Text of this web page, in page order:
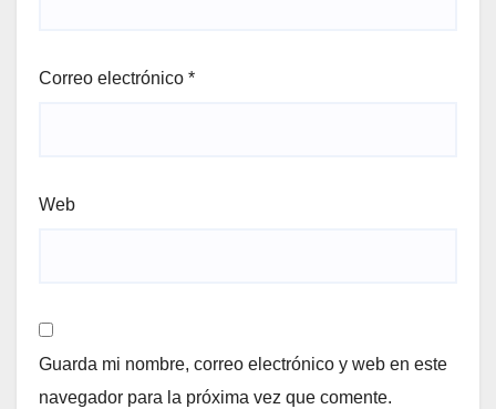
Correo electrónico *
Web
Guarda mi nombre, correo electrónico y web en este
navegador para la próxima vez que comente.